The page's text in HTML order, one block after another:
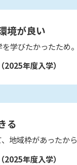
境が良い
学びたかったため。
（2025年度入学）
る
地域枠があったから
（2025年度入学）